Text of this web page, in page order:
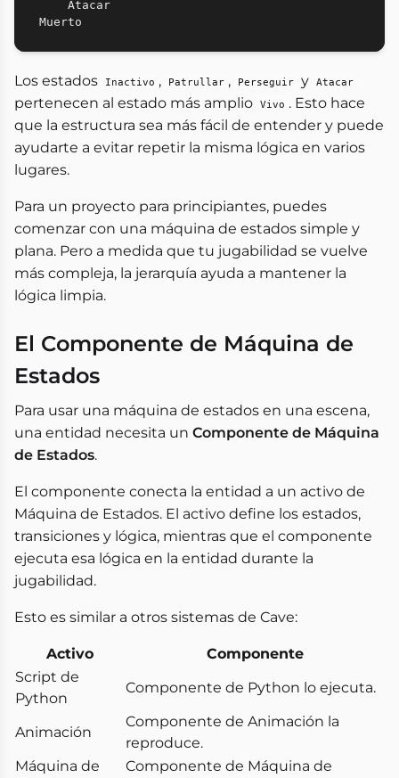
Los estados Inactivo , Patrullar , Perseguir y Atacar
pertenecen al estado más amplio Vivo . Esto hace
que la estructura sea más fácil de entender y puede
ayudarte a evitar repetir la misma lógica en varios
lugares.
Para un proyecto para principiantes, puedes
comenzar con una máquina de estados simple y
plana. Pero a medida que tu jugabilidad se vuelve
más compleja, la jerarquía ayuda a mantener la
lógica limpia.
El Componente de Máquina de
Estados
Para usar una máquina de estados en una escena,
una entidad necesita un Componente de Máquina
de Estados.
El componente conecta la entidad a un activo de
Máquina de Estados. El activo define los estados,
transiciones y lógica, mientras que el componente
ejecuta esa lógica en la entidad durante la
jugabilidad.
Esto es similar a otros sistemas de Cave:
Activo
Componente
Script de
Python
Componente de Python lo ejecuta.
Animación
Componente de Animación la
reproduce.
Máquina de
Componente de Máquina de